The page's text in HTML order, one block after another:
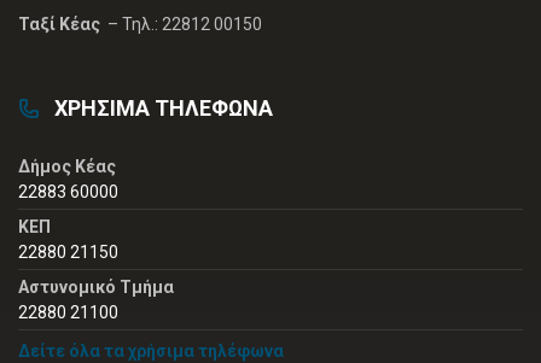
Ταξί Κέας – Τηλ.: 22812 00150
ΧΡΗΣΙΜΑ ΤΗΛΕΦΩΝΑ
Δήμος Κέας
22883 60000
ΚΕΠ
22880 21150
Αστυνομικό Τμήμα
22880 21100
Δείτε όλα τα χρήσιμα τηλέφωνα